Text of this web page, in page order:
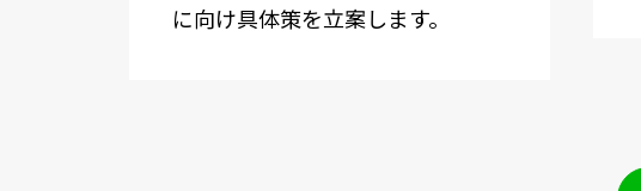
に向け具体策を立案します。